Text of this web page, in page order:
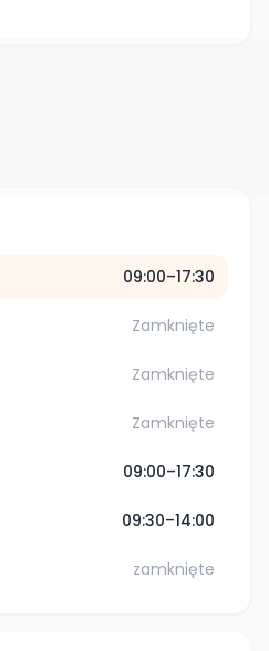
09:00–17:30
Zamknięte
Zamknięte
Zamknięte
09:00–17:30
09:30–14:00
zamknięte